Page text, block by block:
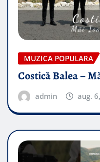
MUZICA POPULARA
Costică Balea –
admin aug.